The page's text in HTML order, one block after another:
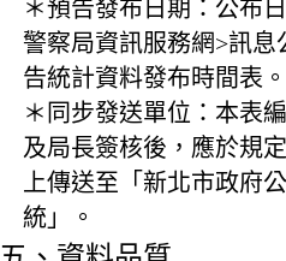
＊預告發布日期： 公布
警察局資訊服務網>訊息
告統計資料發布時間表。
＊同步發送單位： 本表
及局長簽核後，應於規
上傳送至「新北市政府
統」。